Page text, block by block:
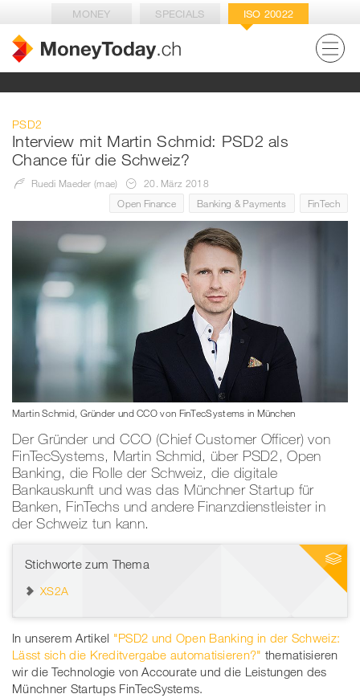
MONEY SPECIALS ISO 20022
PSD2
Interview mit Martin Schmid: PSD2 als
Chance für die Schweiz?
Ruedi Maeder (mae)
20. März 2018
Open Finance
Banking & Payments FinTech
Martin Schmid, Gründer und CCO von FinTecSystems in München
Der Gründer und CCO (Chief Customer Officer) von
FinTecSystems, Martin Schmid, über PSD2, Open
Banking, die Rolle der Schweiz, die digitale
Bankauskunft und was das Münchner Startup für
Banken, FinTechs und andere Finanzdienstleister in
der Schweiz tun kann.
Stichworte zum Thema
XS2A
In unserem Artikel "PSD2 und Open Banking in der Schweiz:
Lässt sich die Kreditvergabe automatisieren?" thematisieren
wir die Technologie von Accourate und die Leistungen des
Münchner Startups FinTecSystems.